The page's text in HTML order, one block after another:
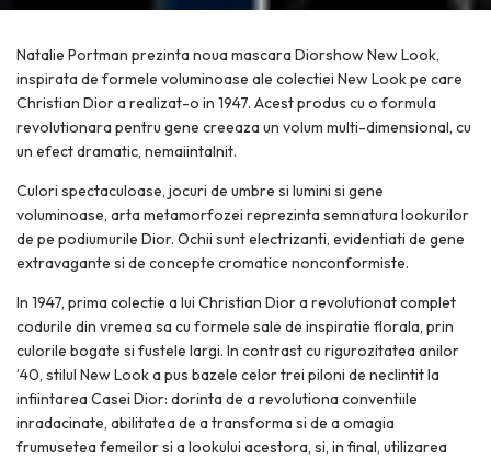
Natalie Portman prezinta noua mascara Diorshow New Look,
inspirata de formele voluminoase ale colectiei New Look pe care
Christian Dior a realizat-o in 1947. Acest produs cu o formula
revolutionara pentru gene creeaza un volum multi-dimensional, cu
un efect dramatic, nemaiintalnit.
Culori spectaculoase, jocuri de umbre si lumini si gene
voluminoase, arta metamorfozei reprezinta semnatura lookurilor
de pe podiumurile Dior. Ochii sunt electrizanti, evidentiati de gene
extravagante si de concepte cromatice nonconformiste.
In 1947, prima colectie a lui Christian Dior a revolutionat complet
codurile din vremea sa cu formele sale de inspiratie florala, prin
culorile bogate si fustele largi. In contrast cu rigurozitatea anilor
’40, stilul New Look a pus bazele celor trei piloni de neclintit la
infiintarea Casei Dior: dorinta de a revolutiona conventiile
inradacinate, abilitatea de a transforma si de a omagia
frumusetea femeilor si a lookului acestora, si, in final, utilizarea